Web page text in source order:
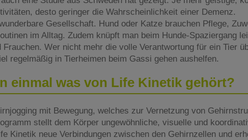
desto geringer die Wahrscheinlichkeit einer Demenz.
Gesellschaft. Hund oder Katze brauchen Pflege,
im Alltag. Zudem knüpft man beim Hunde-Spaziergang
Frauchen. Wer nicht mehr die volle Verantwortung für ein Tier
regelmäßig in Tierheimen beim Gassi gehen aushelfen.
einmal was von Life Kinetik gehört?
mit Bewegung, welches zur Vernetzung von
stellt dem Körper ungewöhnliche, visuelle und
Kinetik neue Verbindungen zwischen den Gehirnzellen und